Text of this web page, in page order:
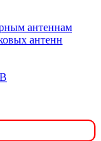
антеннам
антенн